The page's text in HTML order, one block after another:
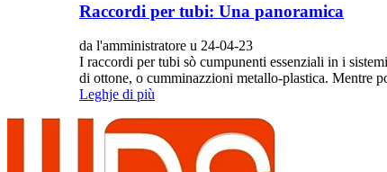
Raccordi per tubi: Una panoramica
da l'amministratore u 24-04-23
I raccordi per tubi sò cumpunenti essenziali in i
di ottone, o cumminazzioni metallo-plastica. Mentre
Leghje di più